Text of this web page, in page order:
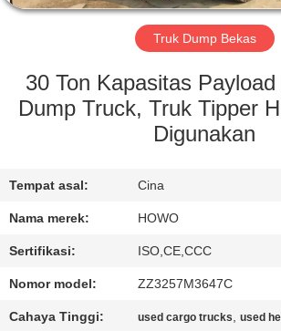
TUR
KONTROL
HUBUNGI
KAMI
PERMINTAAN
PENAWARAN
Truk Dump Bekas
30 Ton Kapasitas
Dump Truck, Truk Tipper
Digunakan
Tempat asal: Cina
Nama merek: HOWO
Sertifikasi: ISO,CE,CCC
Nomor model: ZZ3257M3647C
Cahaya Tinggi: used cargo trucks,used